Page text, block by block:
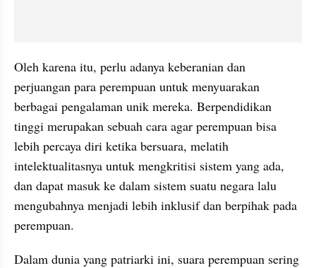
Oleh karena itu, perlu adanya keberanian dan
perjuangan para perempuan untuk menyuarakan
berbagai pengalaman unik mereka. Berpendidikan
tinggi merupakan sebuah cara agar perempuan bisa
lebih percaya diri ketika bersuara, melatih
intelektualitasnya untuk mengkritisi sistem yang ada,
dan dapat masuk ke dalam sistem suatu negara lalu
mengubahnya menjadi lebih inklusif dan berpihak pada
perempuan.
Dalam dunia yang patriarki ini, suara perempuan sering